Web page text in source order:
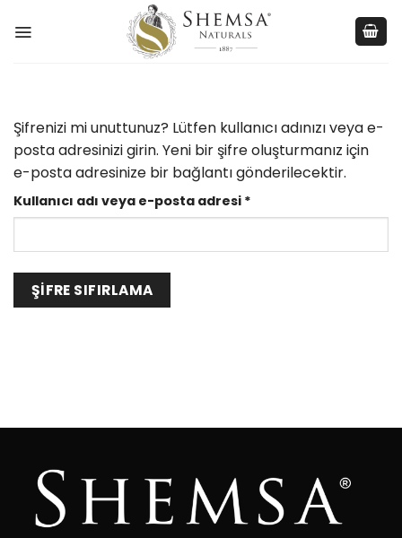
Şifrenizi mi unuttunuz? Lütfen kullanıcı adınızı veya e-
posta adresinizi girin. Yeni bir şifre oluşturmanız için
e-posta adresinize bir bağlantı gönderilecektir.
Kullanıcı adı veya e-posta adresi *
ŞIFRE SIFIRLAMA